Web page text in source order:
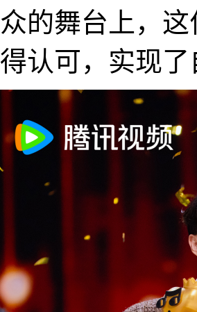
的舞台上，
认可，实现